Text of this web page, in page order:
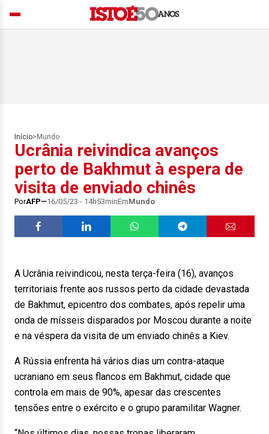
Início> Mundo
Ucrânia reivindica avanços
perto de Bakhmut à espera de
visita de enviado chinês
PorAFP 16/05/23 - 14h53minEmMundo
A Ucrânia reivindicou, nesta terça-feira (16), avanços
territoriais frente aos russos perto da cidade devastada
de Bakhmut, epicentro dos combates, após repelir uma
onda de mísseis disparados por Moscou durante a noite
e na véspera da visita de um enviado chinês a Kiev.
A Rússia enfrenta há vários dias um contra-ataque
ucraniano em seus flancos em Bakhmut, cidade que
controla em mais de 90%, apesar das crescentes
tensões entre o exército e o grupo paramilitar Wagner.